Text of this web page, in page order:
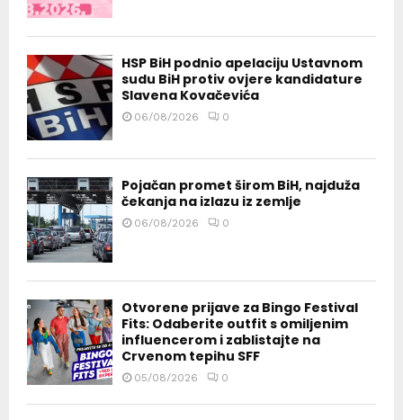
HSP BiH podnio apelaciju Ustavnom
sudu BiH protiv ovjere kandidature
Slavena Kovačevića
06/08/2026 0
Pojačan promet širom BiH, najduža
čekanja na izlazu iz zemlje
06/08/2026 0
Otvorene prijave za Bingo Festival
Fits: Odaberite outfit s omiljenim
influencerom i zablistajte na
Crvenom tepihu SFF
05/08/2026 0